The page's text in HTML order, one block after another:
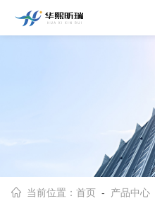
当前位置：首页 - 产品中心